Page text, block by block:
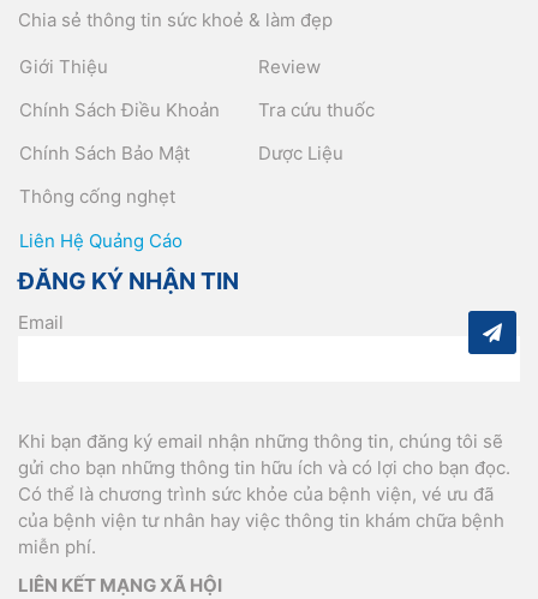
Chia sẻ thông tin sức khoẻ & làm đẹp
Giới Thiệu
Chính Sách Điều Khoản
Chính Sách Bảo Mật
Thông cống nghẹt
Review
Tra cứu thuốc
Dược Liệu
Liên Hệ Quảng Cáo
ĐĂNG KÝ NHẬN TIN
Email
Khi bạn đăng ký email nhận những thông tin, chúng tôi sẽ
gửi cho bạn những thông tin hữu ích và có lợi cho bạn đọc.
Có thể là chương trình sức khỏe của bệnh viện, vé ưu đã
của bệnh viện tư nhân hay việc thông tin khám chữa bệnh
miễn phí.
LIÊN KẾT MẠNG XÃ HỘI